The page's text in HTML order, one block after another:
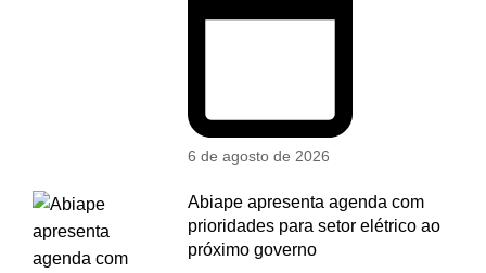
6 de agosto de 2026
Abiape apresenta agenda com
prioridades para setor elétrico ao
próximo governo